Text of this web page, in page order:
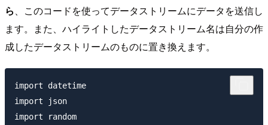
ら、このコードを使ってデータストリームにデータを送信し
ます。また、ハイライトしたデータストリーム名は自分の作
成したデータストリームのものに置き換えます。
import datetime
import json
import random